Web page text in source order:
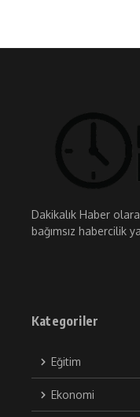
Dakikalık Haber
bağımsız habercilik
Kategoriler
Eğitim
Ekonomi